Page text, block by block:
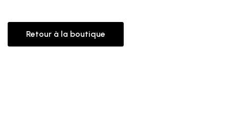
Retour à la boutique